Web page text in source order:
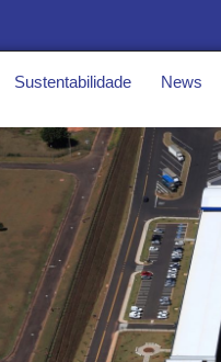
Sustentabilidade News
atualmente com
ocupando uma área de
investimentos
preservação do meio
de pessoas.